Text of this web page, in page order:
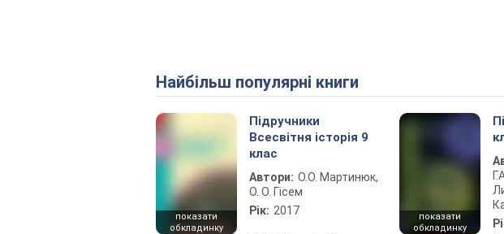
Найбільш популярні книги
показати
обкладинку
Підручники
Всесвітня історія 9
клас
Автори: О.О. Мартинюк,
О. О. Гісем
Рік: 2017
показати
обкладинку